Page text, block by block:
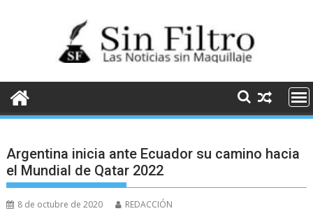
Argentina inicia ante Ecuador su camino hacia
el Mundial de Qatar 2022
8 de octubre de 2020 REDACCIÓN